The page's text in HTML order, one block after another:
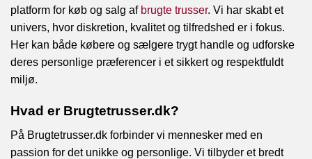
platform for køb og salg af brugte trusser. Vi har skabt et
univers, hvor diskretion, kvalitet og tilfredshed er i fokus.
Her kan både købere og sælgere trygt handle og udforske
deres personlige præferencer i et sikkert og respektfuldt
miljø.
Hvad er Brugtetrusser.dk?
På Brugtetrusser.dk forbinder vi mennesker med en
passion for det unikke og personlige. Vi tilbyder et bredt